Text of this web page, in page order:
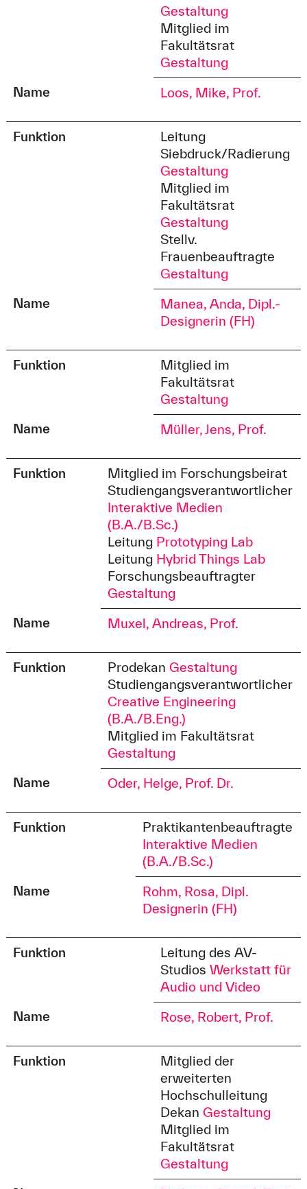
Gestaltung
Mitglied im
Fakultätsrat
Gestaltung
Name
Loos, Mike, Prof.
Funktion
Leitung
Siebdruck/Radierung
Gestaltung
Mitglied im
Fakultätsrat
Gestaltung
Stellv.
Frauenbeauftragte
Gestaltung
Name
Manea, Anda, Dipl.-
Designerin (FH)
Funktion
Mitglied im
Fakultätsrat
Gestaltung
Name
Müller, Jens, Prof.
Funktion
Mitglied im Forschungsbeirat
Studiengangsverantwortlicher
Interaktive Medien
(B.A./B.Sc.)
Leitung Prototyping Lab
Leitung Hybrid Things Lab
Forschungsbeauftragter
Gestaltung
Name
Muxel, Andreas, Prof.
Funktion Prodekan Gestaltung
Studiengangsverantwortlicher
Creative Engineering
(B.A./B.Eng.)
Mitglied im Fakultätsrat
Gestaltung
Name
Oder, Helge, Prof. Dr.
Funktion
Praktikantenbeauftragte
Interaktive Medien
(B.A./B.Sc.)
Name
Rohm, Rosa, Dipl.
Designerin (FH)
Funktion
Leitung des AV-
StudiosWerkstatt für
Audio und Video
Name
Rose, Robert, Prof.
Funktion
Mitglied der
erweiterten
Hochschulleitung
Dekan Gestaltung
Mitglied im
Fakultätsrat
Gestaltung